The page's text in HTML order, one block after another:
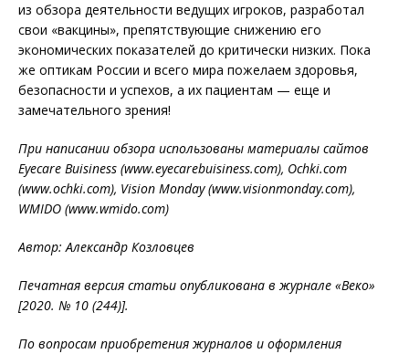
из обзора деятельности ведущих игроков, разработал
свои «вакцины», препятствующие снижению его
экономических показателей до критически низких. Пока
же оптикам России и всего мира пожелаем здоровья,
безопасности и успехов, а их пациентам — еще и
замечательного зрения!
При написании обзора использованы материалы сайтов
Eyecare Buisiness (www.eyecarebuisiness.com), Ochki.com
(www.ochki.com), Vision Monday (www.visionmonday.com),
WMIDO (www.wmido.com)
Автор: Александр Козловцев
Печатная версия статьи опубликована в журнале «Веко»
[2020. № 10 (244)].
По вопросам приобретения журналов и оформления